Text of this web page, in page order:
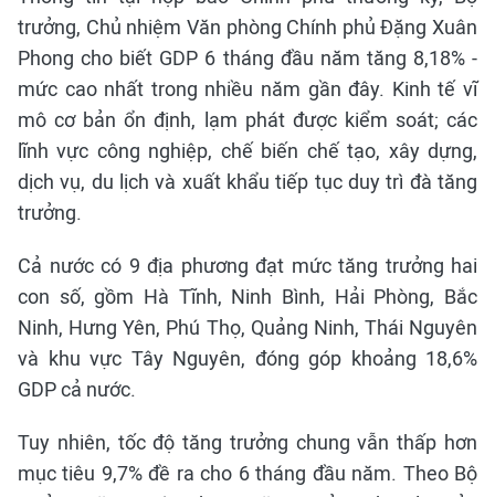
trưởng, Chủ nhiệm Văn phòng Chính phủ Đặng Xuân
Phong cho biết GDP 6 tháng đầu năm tăng 8,18% -
mức cao nhất trong nhiều năm gần đây. Kinh tế vĩ
mô cơ bản ổn định, lạm phát được kiểm soát; các
lĩnh vực công nghiệp, chế biến chế tạo, xây dựng,
dịch vụ, du lịch và xuất khẩu tiếp tục duy trì đà tăng
trưởng.
Cả nước có 9 địa phương đạt mức tăng trưởng hai
con số, gồm Hà Tĩnh, Ninh Bình, Hải Phòng, Bắc
Ninh, Hưng Yên, Phú Thọ, Quảng Ninh, Thái Nguyên
và khu vực Tây Nguyên, đóng góp khoảng 18,6%
GDP cả nước.
Tuy nhiên, tốc độ tăng trưởng chung vẫn thấp hơn
mục tiêu 9,7% đề ra cho 6 tháng đầu năm. Theo Bộ